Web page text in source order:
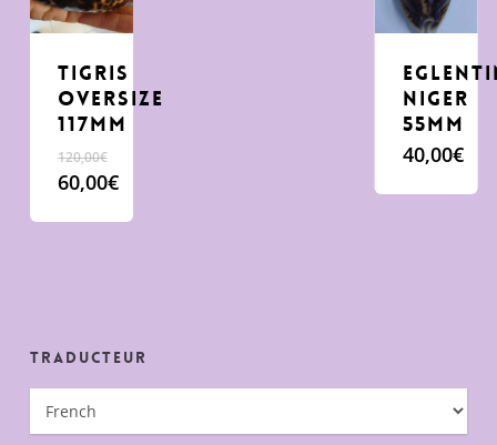
tigris
oversize
117mm
120,00€
Le
initial
60,00€
prix
Niger
55mm
40,00€
Traducteur